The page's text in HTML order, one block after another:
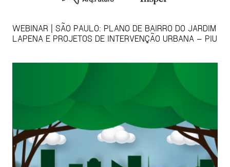
WEBINAR | SÃO PAULO: PLANO DE BAIRRO DO JARDIM
LAPENA E PROJETOS DE INTERVENÇÃO URBANA – PIU